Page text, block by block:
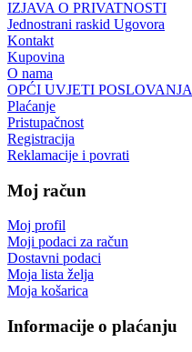
IZJAVA O PRIVATNOSTI
Jednostrani raskid Ugovora
Kontakt
Kupovina
O nama
OPĆI UVJETI POSLOVANJA
Plaćanje
Pristupačnost
Registracija
Reklamacije i povrati
Moj račun
Moj profil
Moji podaci za račun
Dostavni podaci
Moja lista želja
Moja košarica
Informacije o plaćanju